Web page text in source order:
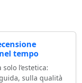
tempo
l’estetica:
sulla qualità